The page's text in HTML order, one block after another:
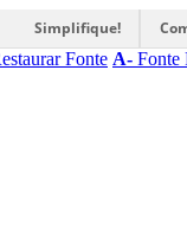
Simplifique!
Fonte A- Fonte